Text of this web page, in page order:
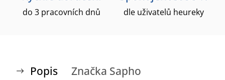
do 3 pracovních dnů dle uživatelů heureky
Popis Značka Sapho